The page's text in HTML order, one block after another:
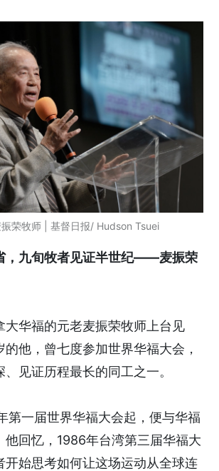
荣牧师 | 基督日报/ Hudson Tsuei
，九旬牧者见证半世纪——麦振荣
大华福的元老麦振荣牧师上台见
他，曾七度参加世界华福大会，
见证历程最长的同工之一。
第一届世界华福大会起，便与华福
他回忆，1986年台湾第三届华福大
开始思考如何让这场运动从全球连